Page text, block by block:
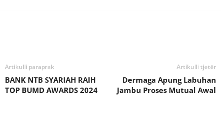
Artikulli paraprak
BANK NTB SYARIAH RAIH
TOP BUMD AWARDS 2024
Artikulli tjetër
Dermaga Apung Labuhan
Jambu Proses Mutual Awal